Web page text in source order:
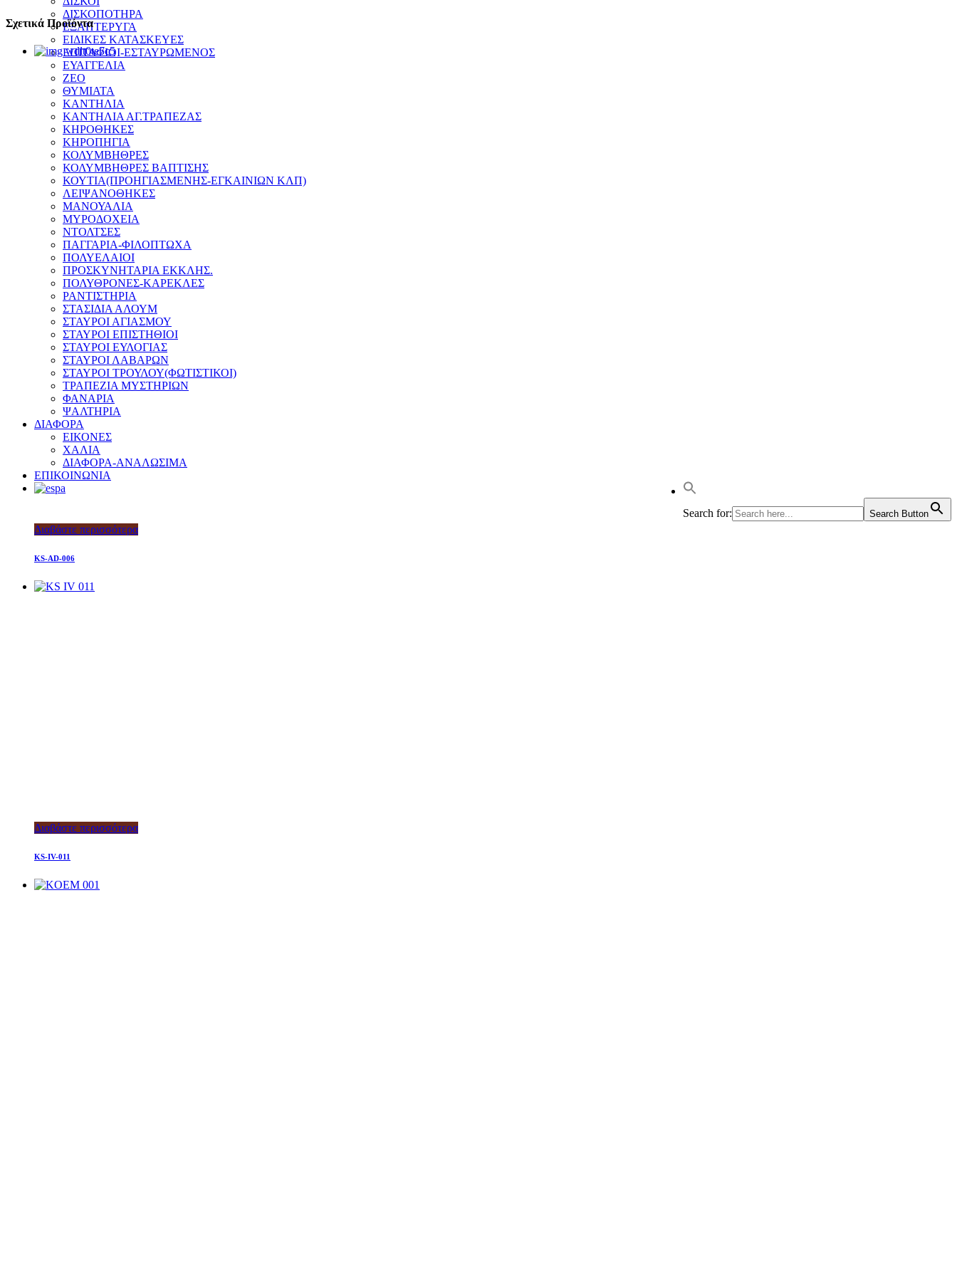
ΔΙΣΚΟΠΟΤΗΡΑ
ΕΞΑΠΤΕΡΥΓΑ
ΕΙΔΙΚΕΣ ΚΑΤΑΣΚΕΥΕΣ
ΕΠΙΤΑΦΙΟΙ-ΕΣΤΑΥΡΩΜΕΝΟΣ
ΕΥΑΓΓΕΛΙΑ
ΖΕΟ
ΘΥΜΙΑΤΑ
ΚΑΝΤΗΛΙΑ
ΚΑΝΤΗΛΙΑ ΑΓ.ΤΡΑΠΕΖΑΣ
ΚΗΡΟΘΗΚΕΣ
ΚΗΡΟΠΗΓΙΑ
ΚΟΛΥΜΒΗΘΡΕΣ
ΚΟΛΥΜΒΗΘΡΕΣ ΒΑΠΤΙΣΗΣ
ΚΟΥΤΙΑ(ΠΡΟΗΓΙΑΣΜΕΝΗΣ-ΕΓΚΑΙΝΙΩΝ ΚΛΠ)
ΛΕΙΨΑΝΟΘΗΚΕΣ
ΜΑΝΟΥΑΛΙΑ
ΜΥΡΟΔΟΧΕΙΑ
ΝΤΟΛΤΣΕΣ
ΠΑΓΓΑΡΙΑ-ΦΙΛΟΠΤΩΧΑ
ΠΟΛΥΕΛΑΙΟΙ
ΠΡΟΣΚΥΝΗΤΑΡΙΑ ΕΚΚΛΗΣ.
ΠΟΛΥΘΡΟΝΕΣ-ΚΑΡΕΚΛΕΣ
ΡΑΝΤΙΣΤΗΡΙΑ
ΣΤΑΣΙΔΙΑ ΑΛΟΥΜ
ΣΤΑΥΡΟΙ ΑΓΙΑΣΜΟΥ
ΣΤΑΥΡΟΙ ΕΠΙΣΤΗΘΙΟΙ
ΣΤΑΥΡΟΙ ΕΥΛΟΓΙΑΣ
ΣΤΑΥΡΟΙ ΛΑΒΑΡΩΝ
ΣΤΑΥΡΟΙ ΤΡΟΥΛΟΥ(ΦΩΤΙΣΤΙΚΟΙ)
ΤΡΑΠΕΖΙΑ ΜΥΣΤΗΡΙΩΝ
ΦΑΝΑΡΙΑ
ΨΑΛΤΗΡΙΑ
ΔΙΑΦΟΡΑ
ΕΙΚΟΝΕΣ
ΧΑΛΙΑ
ΔΙΑΦΟΡΑ-ΑΝΑΛΩΣΙΜΑ
ΕΠΙΚΟΙΝΩΝΙΑ
Search for: Search Button
Σχετικά Προϊόντα
Διαβάστε περισσότερα
KS-AD-006
Διαβάστε περισσότερα
KS-IV-011